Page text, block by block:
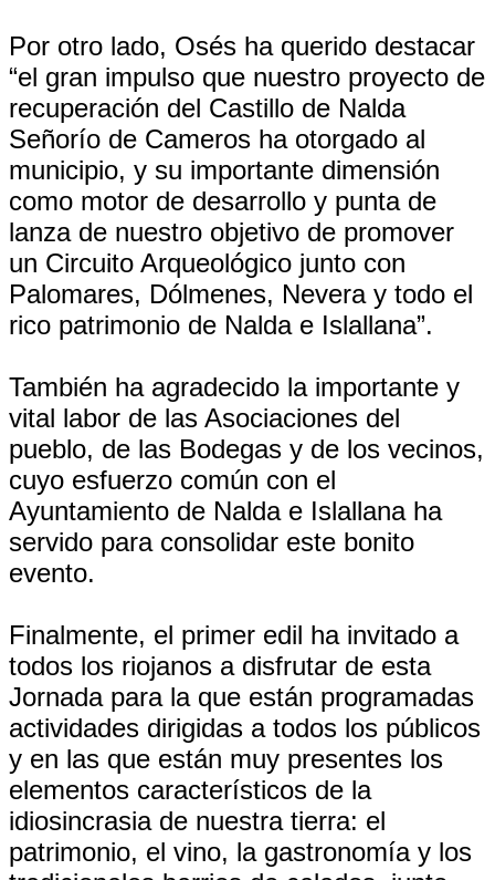
Por otro lado, Osés ha querido destacar
“el gran impulso que nuestro proyecto de
recuperación del Castillo de Nalda
Señorío de Cameros ha otorgado al
municipio, y su importante dimensión
como motor de desarrollo y punta de
lanza de nuestro objetivo de promover
un Circuito Arqueológico junto con
Palomares, Dólmenes, Nevera y todo el
rico patrimonio de Nalda e Islallana”.
También ha agradecido la importante y
vital labor de las Asociaciones del
pueblo, de las Bodegas y de los vecinos,
cuyo esfuerzo común con el
Ayuntamiento de Nalda e Islallana ha
servido para consolidar este bonito
evento.
Finalmente, el primer edil ha invitado a
todos los riojanos a disfrutar de esta
Jornada para la que están programadas
actividades dirigidas a todos los públicos
y en las que están muy presentes los
elementos característicos de la
idiosincrasia de nuestra tierra: el
patrimonio, el vino, la gastronomía y los